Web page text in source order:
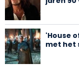
'House
met het